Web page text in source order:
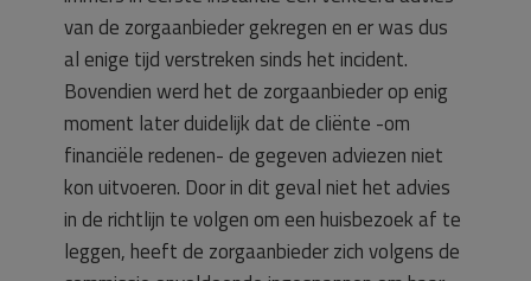
van de zorgaanbieder gekregen en er was dus
al enige tijd verstreken sinds het incident.
Bovendien werd het de zorgaanbieder op enig
moment later duidelijk dat de cliënte -om
financiële redenen- de gegeven adviezen niet
kon uitvoeren. Door in dit geval niet het advies
in de richtlijn te volgen om een huisbezoek af te
leggen, heeft de zorgaanbieder zich volgens de